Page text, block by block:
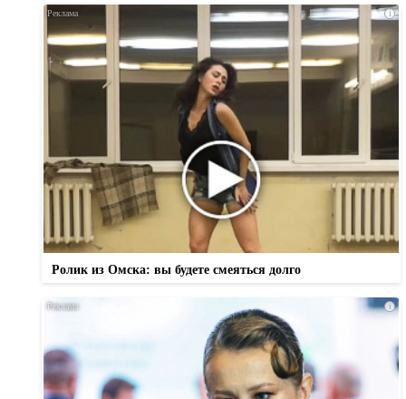
i
Ролик из Омска: вы будете смеяться долго
i